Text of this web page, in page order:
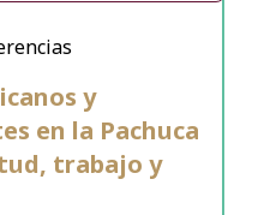
y
en la Pachuca
trabajo y